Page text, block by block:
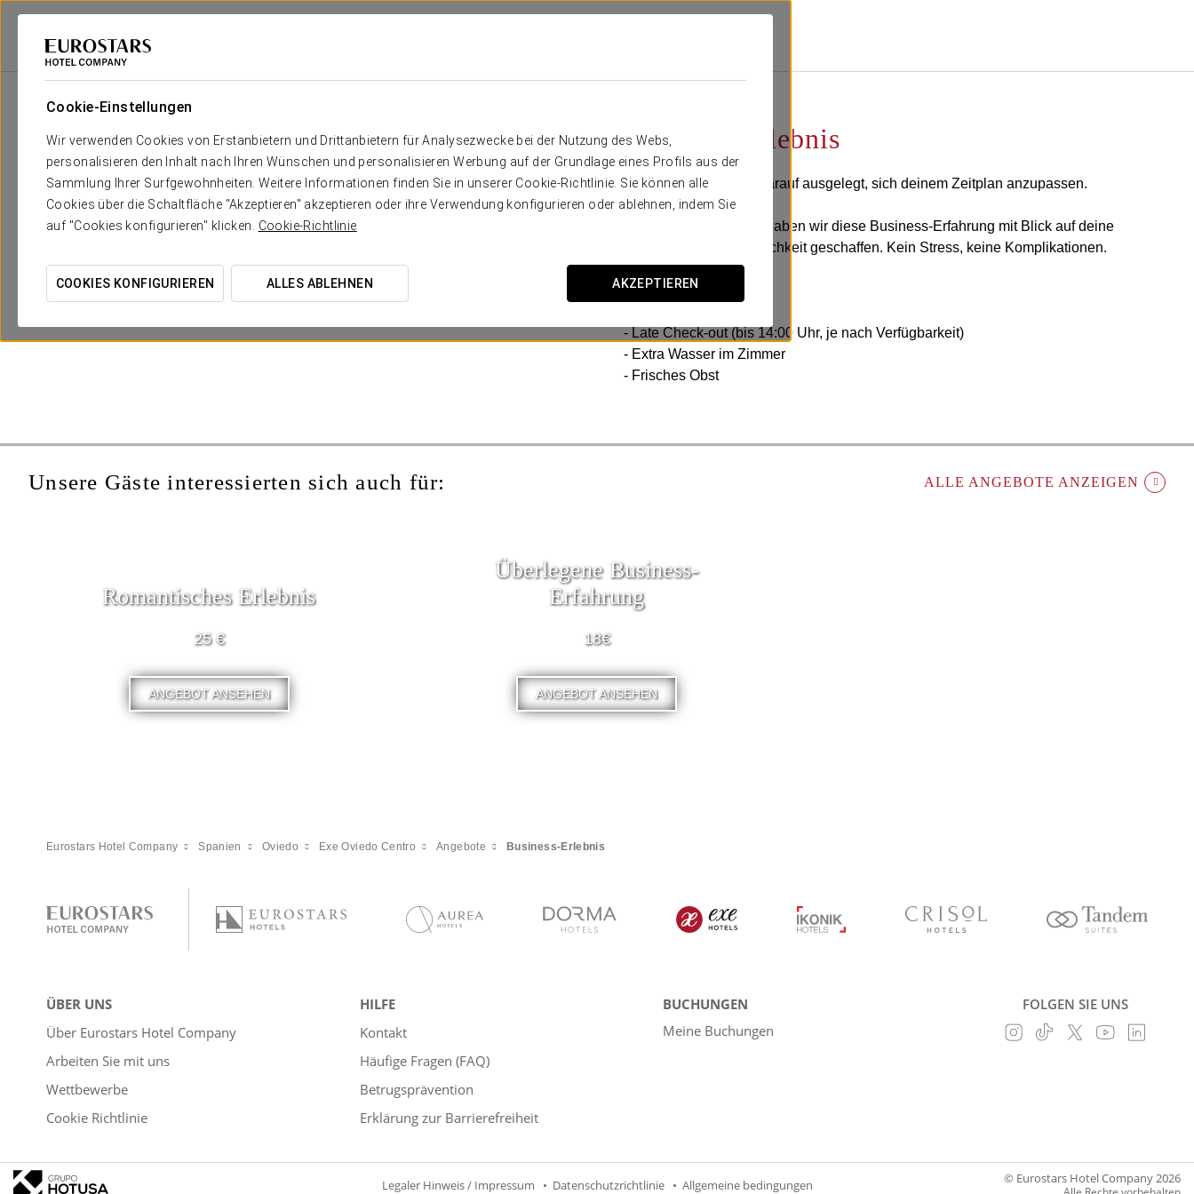
Cookie-Einstellungen
Wir verwenden Cookies von Erstanbietern und Drittanbietern für Analysezwecke bei der Nutzung des Webs,
personalisieren den Inhalt nach Ihren Wünschen und personalisieren Werbung auf der Grundlage eines Profils aus der
Sammlung Ihrer Surfgewohnheiten. Weitere Informationen finden Sie in unserer Cookie-Richtlinie. Sie können alle
Cookies über die Schaltfläche "Akzeptieren" akzeptieren oder ihre Verwendung konfigurieren oder ablehnen, indem Sie
auf "Cookies konfigurieren" klicken. Cookie-Richtlinie
COOKIES KONFIGURIEREN ALLES ABLEHNEN AKZEPTIEREN
Eurostars Hotel Company
Business-Erlebnis
Flexible Zeiten, alles darauf ausgelegt, sich deinem Zeitplan anzupassen.
Im Exe Oviedo Centro haben wir diese Business-Erfahrung mit Blick auf deine
Effizienz und Bequemlichkeit geschaffen. Kein Stress, keine Komplikationen.
Enthält:
- Late Check-out (bis 14:00 Uhr, je nach Verfügbarkeit)
- Extra Wasser im Zimmer
- Frisches Obst
Unsere Gäste interessierten sich auch für: ALLE ANGEBOTE ANZEIGEN
Romantisches Erlebnis
25 €
ANGEBOT ANSEHEN
Überlegene Business-
Erfahrung
18€
ANGEBOT ANSEHEN
Eurostars Hotel Company Spanien Oviedo Exe Oviedo Centro Angebote Business-Erlebnis
ÜBER UNS
Über Eurostars Hotel Company
Arbeiten Sie mit uns
Wettbewerbe
Cookie Richtlinie
HILFE
Kontakt
Häufige Fragen (FAQ)
Betrugsprävention
Erklärung zur Barrierefreiheit
BUCHUNGEN
Meine Buchungen
FOLGEN SIE UNS
Legaler Hinweis / Impressum Datenschutzrichtlinie Allgemeine bedingungen © Eurostars Hotel Company 2026